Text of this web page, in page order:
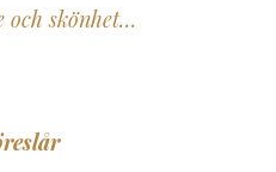
och skönhet…